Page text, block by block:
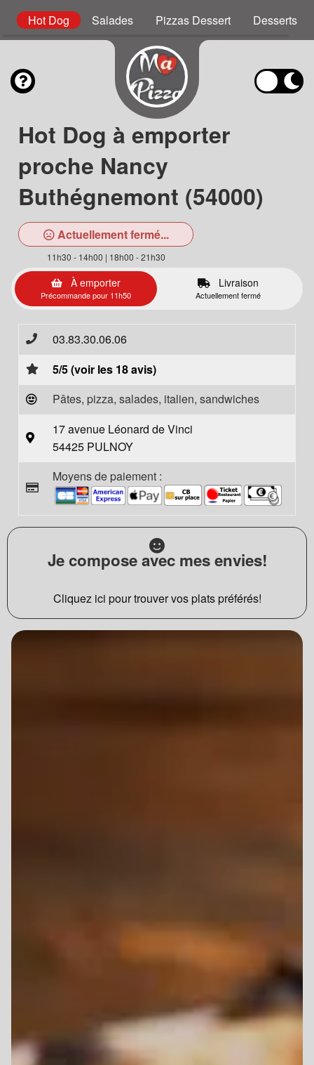
Hot Dog Salades Pizzas Dessert Desserts
Hot Dog à emporter
proche Nancy
Buthégnemont (54000)
Actuellement fermé...
11h30 - 14h00 | 18h00 - 21h30
À emporter
Précommande pour 11h50
Livraison
Actuellement fermé
03.83.30.06.06
5/5 (voir les 18 avis)
Pâtes, pizza, salades, italien, sandwiches
17 avenue Léonard de Vinci
54425 PULNOY
Moyens de paiement :
Je compose avec mes envies!
Cliquez ici pour trouver vos plats préférés!